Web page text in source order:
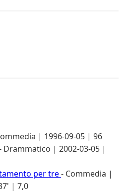
| 1996-09-05 | 96
Drammatico | 2002-03-05 |
per tre- Commedia |
| 7,0